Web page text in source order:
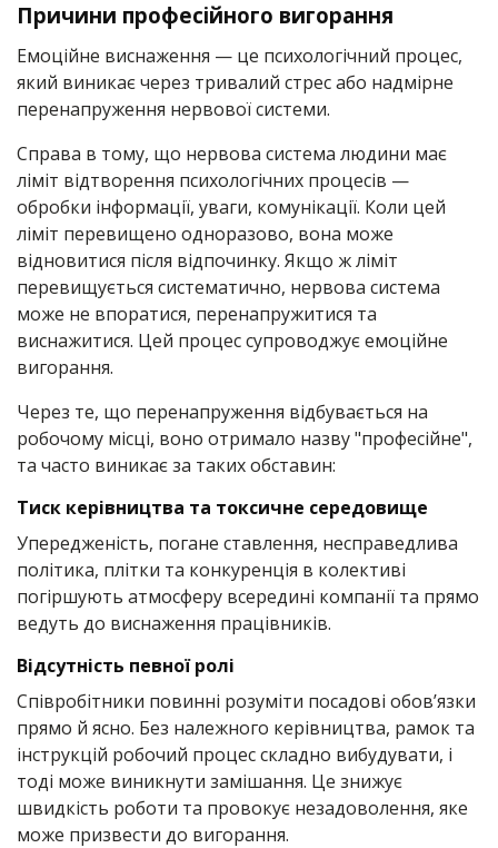
Причини професійного вигорання
Емоційне виснаження — це психологічний процес,
який виникає через тривалий стрес або надмірне
перенапруження нервової системи.
Справа в тому, що нервова система людини має
ліміт відтворення психологічних процесів —
обробки інформації, уваги, комунікації. Коли цей
ліміт перевищено одноразово, вона може
відновитися після відпочинку. Якщо ж ліміт
перевищується систематично, нервова система
може не впоратися, перенапружитися та
виснажитися. Цей процес супроводжує емоційне
вигорання.
Через те, що перенапруження відбувається на
робочому місці, воно отримало назву "професійне",
та часто виникає за таких обставин:
Тиск керівництва та токсичне середовище
Упередженість, погане ставлення, несправедлива
політика, плітки та конкуренція в колективі
погіршують атмосферу всередині компанії та прямо
ведуть до виснаження працівників.
Відсутність певної ролі
Співробітники повинні розуміти посадові обов’язки
прямо й ясно. Без належного керівництва, рамок та
інструкцій робочий процес складно вибудувати, і
тоді може виникнути замішання. Це знижує
швидкість роботи та провокує незадоволення, яке
може призвести до вигорання.